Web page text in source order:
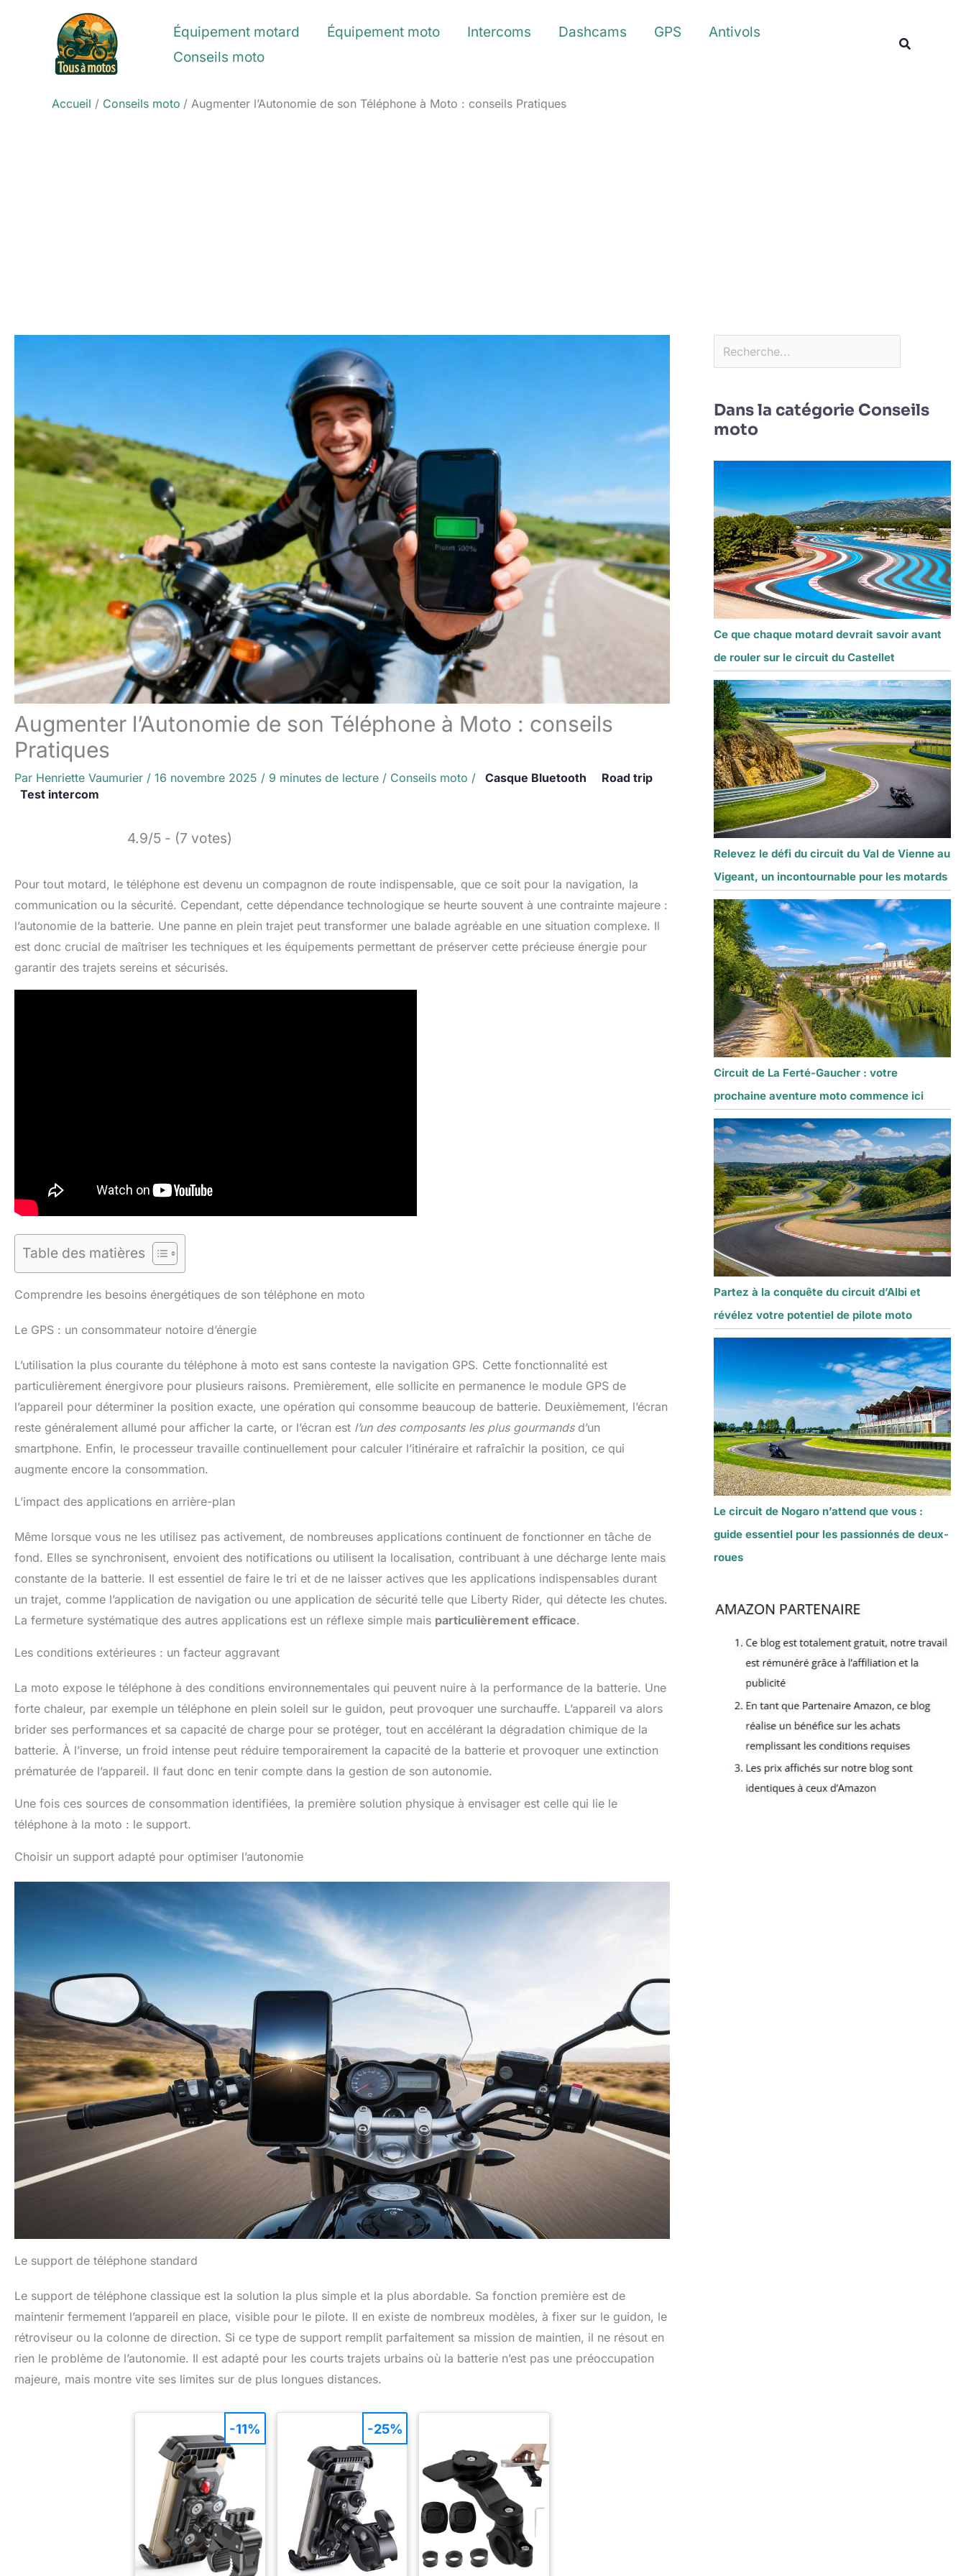
Équipement motard Équipement moto Intercoms Dashcams GPS
Antivols
Conseils moto
Accueil Conseils moto Augmenter l’Autonomie de son Téléphone à Moto : conseils Pratiques
Augmenter l’Autonomie de son Téléphone à Moto : conseils
Pratiques
Par Henriette Vaumurier / 16 novembre 2025 / 9 minutes de lecture / Conseils moto / Casque Bluetooth
Road trip
Test intercom
4.9/5 - (7 votes)
Pour tout motard, le téléphone est devenu un compagnon de route indispensable, que ce soit pour la navigation, la
communication ou la sécurité. Cependant, cette dépendance technologique se heurte souvent à une contrainte majeure :
l’autonomie de la batterie. Une panne en plein trajet peut transformer une balade agréable en une situation complexe. Il
est donc crucial de maîtriser les techniques et les équipements permettant de préserver cette précieuse énergie pour
garantir des trajets sereins et sécurisés.
Table des matières
Comprendre les besoins énergétiques de son téléphone en moto
Le GPS : un consommateur notoire d’énergie
L’utilisation la plus courante du téléphone à moto est sans conteste la navigation GPS. Cette fonctionnalité est
particulièrement énergivore pour plusieurs raisons. Premièrement, elle sollicite en permanence le module GPS de
l’appareil pour déterminer la position exacte, une opération qui consomme beaucoup de batterie. Deuxièmement, l’écran
reste généralement allumé pour afficher la carte, or l’écran est l’un des composants les plus gourmandsd’un
smartphone. Enfin, le processeur travaille continuellement pour calculer l’itinéraire et rafraîchir la position, ce qui
augmente encore la consommation.
L’impact des applications en arrière-plan
Même lorsque vous ne les utilisez pas activement, de nombreuses applications continuent de fonctionner en tâche de
fond. Elles se synchronisent, envoient des notifications ou utilisent la localisation, contribuant à une décharge lente mais
constante de la batterie. Il est essentiel de faire le tri et de ne laisser actives que les applications indispensables durant
un trajet, comme l’application de navigation ou une application de sécurité telle que Liberty Rider, qui détecte les chutes.
La fermeture systématique des autres applications est un réflexe simple mais particulièrement efficace.
Les conditions extérieures : un facteur aggravant
La moto expose le téléphone à des conditions environnementales qui peuvent nuire à la performance de la batterie. Une
forte chaleur, par exemple un téléphone en plein soleil sur le guidon, peut provoquer une surchauffe. L’appareil va alors
brider ses performances et sa capacité de charge pour se protéger, tout en accélérant la dégradation chimique de la
batterie. À l’inverse, un froid intense peut réduire temporairement la capacité de la batterie et provoquer une extinction
prématurée de l’appareil. Il faut donc en tenir compte dans la gestion de son autonomie.
Une fois ces sources de consommation identifiées, la première solution physique à envisager est celle qui lie le
téléphone à la moto : le support.
Choisir un support adapté pour optimiser l’autonomie
Le support de téléphone standard
Le support de téléphone classique est la solution la plus simple et la plus abordable. Sa fonction première est de
maintenir fermement l’appareil en place, visible pour le pilote. Il en existe de nombreux modèles, à fixer sur le guidon, le
rétroviseur ou la colonne de direction. Si ce type de support remplit parfaitement sa mission de maintien, il ne résout en
rien le problème de l’autonomie. Il est adapté pour les courts trajets urbains où la batterie n’est pas une préoccupation
majeure, mais montre vite ses limites sur de plus longues distances.
-11% -25%
Dans la catégorie Conseils
moto
Ce que chaque motard devrait savoir avant
de rouler sur le circuit du Castellet
Relevez le défi du circuit du Val de Vienne au
Vigeant, un incontournable pour les motards
Circuit de La Ferté-Gaucher : votre
prochaine aventure moto commence ici
Partez à la conquête du circuit d’Albi et
révélez votre potentiel de pilote moto
Le circuit de Nogaro n’attend que vous :
guide essentiel pour les passionnés de deux-
roues